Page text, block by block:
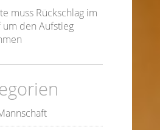
muss Rückschlag im
um den Aufstieg